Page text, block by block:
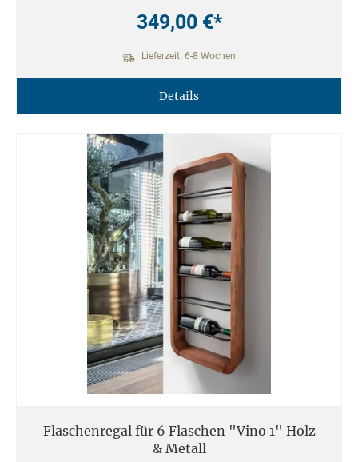
349,00 €*
Lieferzeit: 6-8 Wochen
Details
Flaschenregal für 6 Flaschen "Vino 1" Holz
& Metall